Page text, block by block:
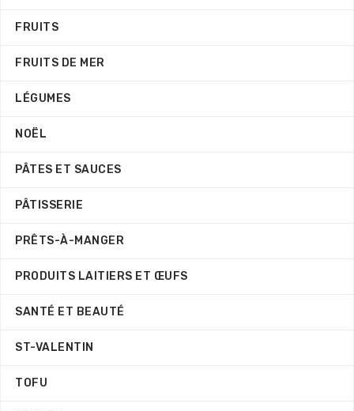
FRUITS
FRUITS DE MER
LÉGUMES
NOËL
PÂTES ET SAUCES
PÂTISSERIE
PRÊTS-À-MANGER
PRODUITS LAITIERS ET ŒUFS
SANTÉ ET BEAUTÉ
ST-VALENTIN
TOFU